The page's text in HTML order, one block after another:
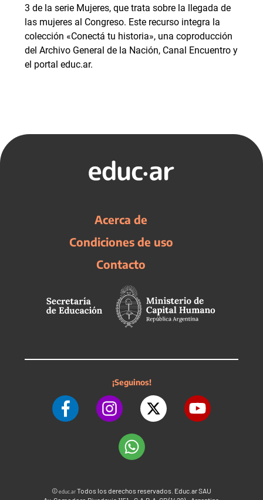
3 de la serie Mujeres, que trata sobre la llegada de
las mujeres al Congreso. Este recurso integra la
colección «Conectá tu historia», una coproducción
del Archivo General de la Nación, Canal Encuentro y
el portal educ.ar.
Acerca de
Condiciones de uso
Contacto
¡Seguinos!
©educ.arTodos los derechos reservados. Educ.ar SAU